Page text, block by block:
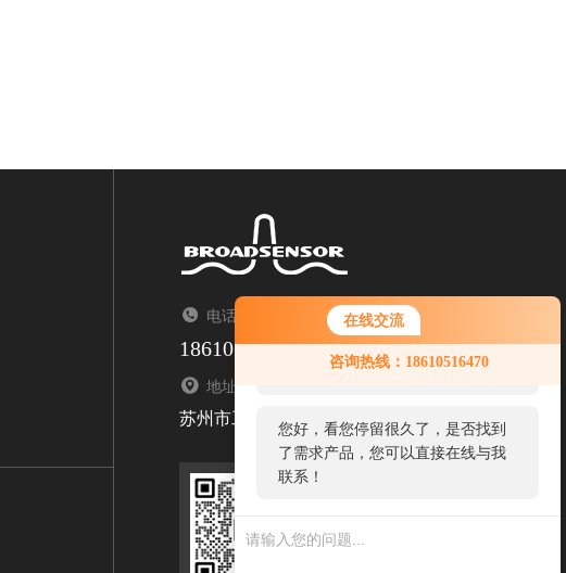
在线交流
咨询热线：18610516470
您好！欢迎前来咨询，很高兴为您
服务，请问您要咨询什么问题呢？
您好，看您停留很久了，是否找到
了需求产品，您可以直接在线与我
联系！
电话：TEL
18610516470
地址：ADDRESS
苏州市工业园区金浦路11号怡达科技园F303
扫码关注我们